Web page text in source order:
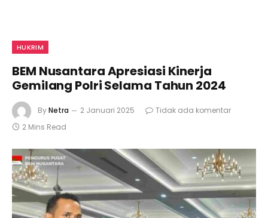
HUKRIM
BEM Nusantara Apresiasi Kinerja
Gemilang Polri Selama Tahun 2024
ByNetra 2 Januari 2025
Tidak ada komentar
2 Mins Read